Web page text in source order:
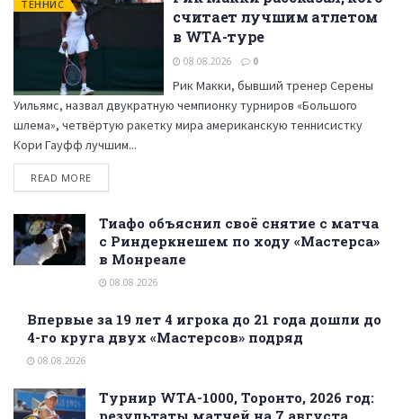
ТЕННИС
считает лучшим атлетом
в WTA-туре
08.08.2026 0
Рик Макки, бывший тренер Серены
Уильямс, назвал двукратную чемпионку турниров «Большого
шлема», четвёртую ракетку мира американскую теннисистку
Кори Гауфф лучшим...
READ MORE
Тиафо объяснил своё снятие с матча
с Риндеркнешем по ходу «Мастерса»
в Монреале
08.08.2026
Впервые за 19 лет 4 игрока до 21 года дошли до
4-го круга двух «Мастерсов» подряд
08.08.2026
Турнир WTA-1000, Торонто, 2026 год: